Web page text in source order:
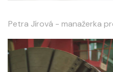
Petra Jírová - manažerka